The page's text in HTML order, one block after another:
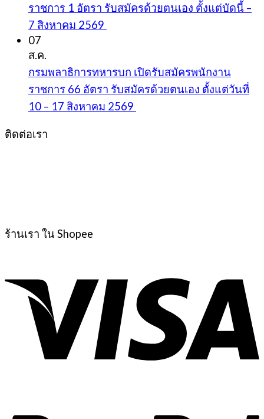
ราชการ 1 อัตรา รับสมัครด้วยตนเอง ตั้งแต่บัดนี้ –
7 สิงหาคม 2569
07
ส.ค.
กรมพลาธิการทหารบก เปิดรับสมัครพนักงาน
ราชการ 66 อัตรา รับสมัครด้วยตนเอง ตั้งแต่วันที่
10 – 17 สิงหาคม 2569
ติดต่อเรา
ร้านเรา ใน Shopee